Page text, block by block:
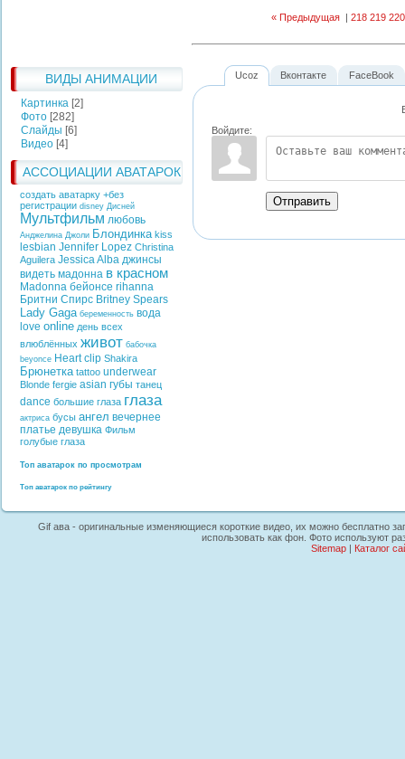
ВИДЫ АНИМАЦИИ
Картинка [2]
Фото [282]
Слайды [6]
Видео [4]
АССОЦИАЦИИ АВАТАРОК
создать аватарку +без
регистрации disney Дисней
Мультфильм любовь
Анджелина Джоли Блондинка kiss
lesbian Jennifer Lopez Christina
Aguilera Jessica Alba джинсы
видеть мадонна в красном
Madonna бейонсе rihanna
Бритни Спирс Britney Spears
Lady Gaga беременность вода
love online день всех
влюблённых живот бабочка
beyonce Heart clip Shakira
Брюнетка tattoo underwear
Blonde fergie asian губы танец
dance большие глаза глаза
актриса бусы ангел вечернее
платье девушка Фильм
голубые глаза
Топ аватарок по просмотрам
Топ аватарок по рейтингу
« Предыдущая | 218 219 220
Ucoz
Войдите:
Отправить
Вконтакте FaceBook
Gif ава - оригинальные изменяющиеся короткие видео, их можно бесплатно
использовать как фон. Фото используют
Sitemap| Каталог